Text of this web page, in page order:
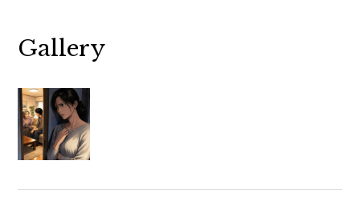
Gallery